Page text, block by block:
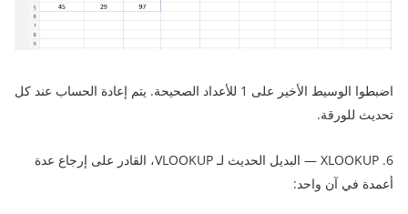
اضبطوا الوسيط الأخير على 1 للأعداد الصحيحة. يتم إعادة الحساب عند كل
تحديث للورقة.
6. XLOOKUP — البديل الحديث لـ VLOOKUP، القادر على إرجاع عدة
أعمدة في آن واحد: